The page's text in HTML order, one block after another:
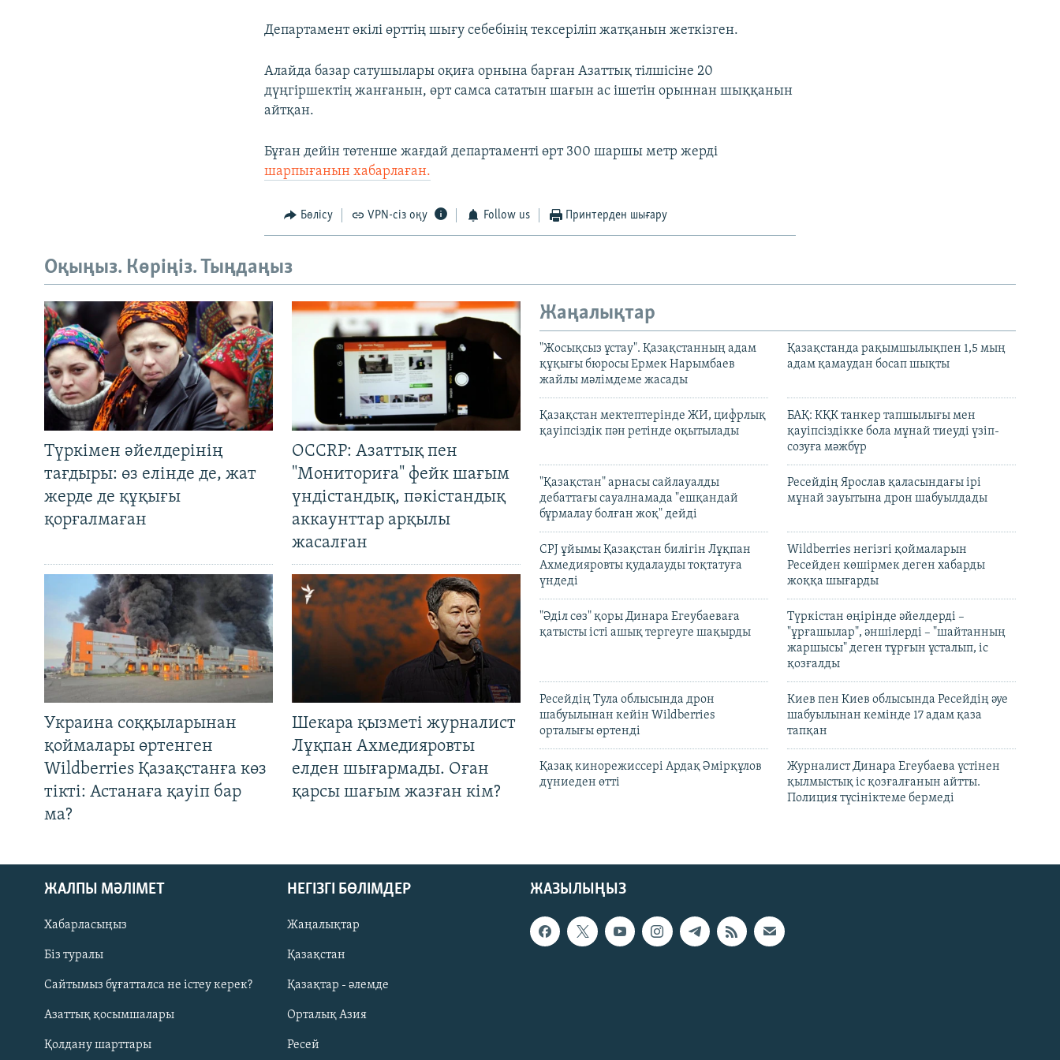
Русский
ЖАЗЫЛЫҢЫЗ
Департамент өкілі өрттің шығу себебінің тексеріліп жатқанын жеткізген.
Алайда базар сатушылары оқиға орнына барған Азаттық тілшісіне 20
дүңгіршектің жанғанын, өрт самса сататын шағын ас ішетін орыннан шыққанын
айтқан.
Бұған дейін төтенше жағдай департаменті өрт 300 шаршы метр жерді
шарпығанын хабарлаған.
Бөлісу VPN-сіз оқу Follow us Принтерден шығару
Оқыңыз. Көріңіз. Тыңдаңыз
Түркімен әйелдерінің
тағдыры: өз елінде де, жат
жерде де құқығы
қорғалмаған
OCCRP: Азаттық пен
"Мониториға" фейк шағым
үндістандық, пәкістандық
аккаунттар арқылы
жасалған
Украина соққыларынан
қоймалары өртенген
Wildberries Қазақстанға көз
тікті: Астанаға қауіп бар
ма?
Шекара қызметі журналист
Лұқпан Ахмедияровты
елден шығармады. Оған
қарсы шағым жазған кім?
Жаңалықтар
"Жосықсыз ұстау". Қазақстанның адам
құқығы бюросы Ермек Нарымбаев
жайлы мәлімдеме жасады
Қазақстанда рақымшылықпен 1,5 мың
адам қамаудан босап шықты
Қазақстан мектептерінде ЖИ, цифрлық
қауіпсіздік пән ретінде оқытылады
БАҚ: КҚК танкер тапшылығы мен
қауіпсіздікке бола мұнай тиеуді үзіп-
созуға мәжбүр
"Қазақстан" арнасы сайлауалды
дебаттағы сауалнамада "ешқандай
бұрмалау болған жоқ" дейді
Ресейдің Ярослав қаласындағы ірі
мұнай зауытына дрон шабуылдады
CPJ ұйымы Қазақстан билігін Лұқпан
Ахмедияровты қудалауды тоқтатуға
үндеді
Wildberries негізгі қоймаларын
Ресейден көшірмек деген хабарды
жоққа шығарды
"Әділ сөз" қоры Динара Егеубаеваға
қатысты істі ашық тергеуге шақырды
Түркістан өңірінде әйелдерді –
"ұрғашылар", әншілерді – "шайтанның
жаршысы" деген тұрғын ұсталып, іс
қозғалды
Ресейдің Тула облысында дрон
шабуылынан кейін Wildberries
орталығы өртенді
Киев пен Киев облысында Ресейдің әуе
шабуылынан кемінде 17 адам қаза
тапқан
Қазақ кинорежиссері Ардақ Әмірқұлов
дүниеден өтті
Журналист Динара Егеубаева үстінен
қылмыстық іс қозғалғанын айтты.
Полиция түсініктеме бермеді
ЖАЗЫЛЫҢЫЗ
ЖАЛПЫ МӘЛІМЕТ
Хабарласыңыз
Біз туралы
Сайтымыз бұғатталса не істеу керек?
Азаттық қосымшалары
Қолдану шарттары
НЕГІЗГІ БӨЛІМДЕР
Жаңалықтар
Қазақстан
Қазақтар - әлемде
Орталық Азия
Ресей